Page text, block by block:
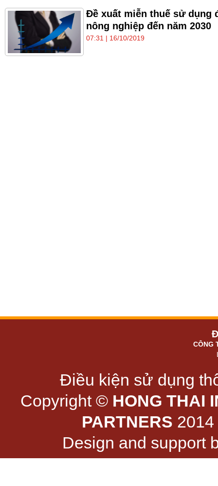
Đề xuất miễn thuế sử dụng
nông nghiệp đến năm 2030
07:31 | 16/10/2019
CÔNG
Điều kiện sử dụng
Copyright © HONG THAI
PARTNERS
Design and support